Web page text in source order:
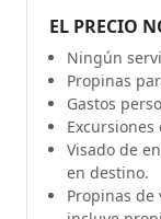
EL PRECIO
Ningún
Propinas
Gastos
Excursiones
Visado de
en destino.
Propinas